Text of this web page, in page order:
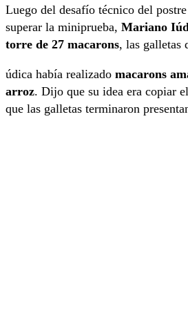
Luego del desafío técnico del
superar la miniprueba, Mariano
torre de 27 macarons, las galletas
údica había realizado macarons
arroz. Dijo que su idea era copiar
que las galletas terminaron